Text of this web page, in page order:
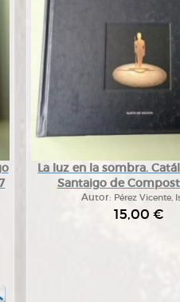
La luz en la sombra.
Santaigo de
Autor: Pérez Vicente,
15,00 €